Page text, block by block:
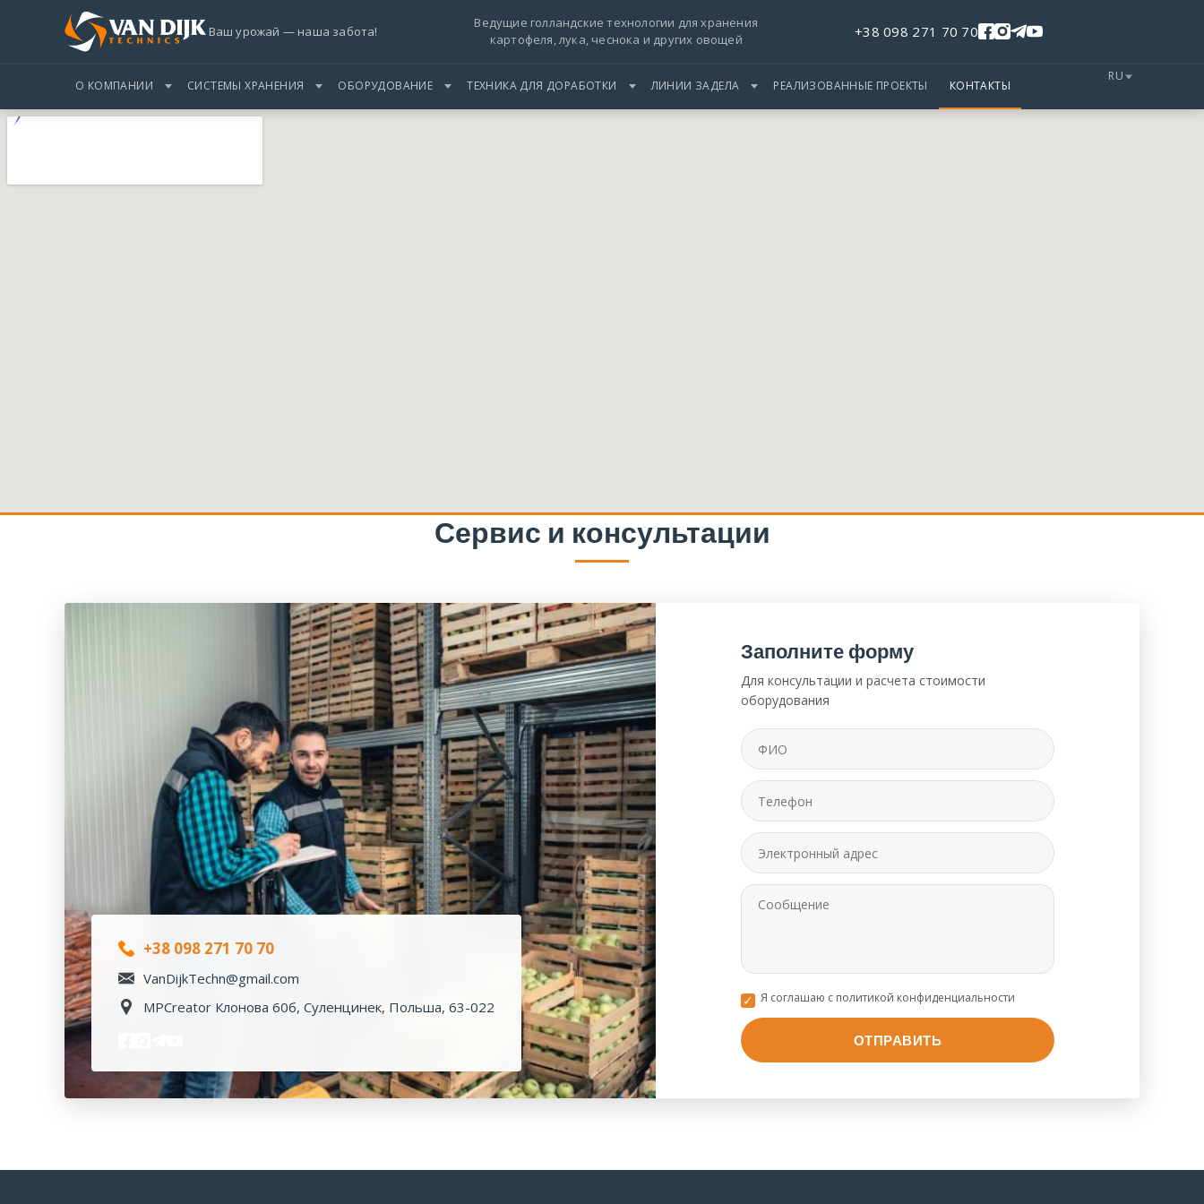
Ваш урожай — наша забота!
Ведущие голландские технологии для хранения
картофеля, лука, чеснока и других овощей
+38 098 271 70 70
О КОМПАНИИ СИСТЕМЫ ХРАНЕНИЯ ОБОРУДОВАНИЕ ТЕХНИКА ДЛЯ ДОРАБОТКИ ЛИНИИ ЗАДЕЛА РЕАЛИЗОВАННЫЕ ПРОЕКТЫ КОНТАКТЫ
RU
Сервис и консультации
+38 098 271 70 70
VanDijkTechn@gmail.com
MPCreator Клонова 60б, Суленцинек, Польша, 63-022
Заполните форму
Для консультации и расчета стоимости
оборудования
Я соглашаю с политикой конфиденциальности